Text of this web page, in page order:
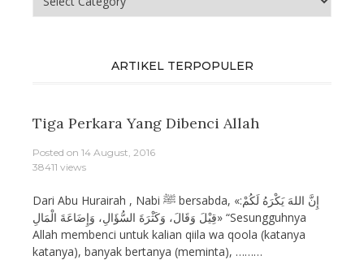
ARTIKEL TERPOPULER
Tiga Perkara Yang Dibenci Allah
Posted on 14 August, 2016
38411 views
Dari Abu Hurairah , Nabi ﷺ bersabda, «إِنَّ اللهَ يَكْرَهُ لَكُمْ:
قِيْلَ وَقَالَ، وَكَثْرَةَ السُّؤَالِ، وَإِضَاعَةَ الْمَالِ» “Sesungguhnya
Allah membenci untuk kalian qiila wa qoola (katanya
katanya), banyak bertanya (meminta), ………